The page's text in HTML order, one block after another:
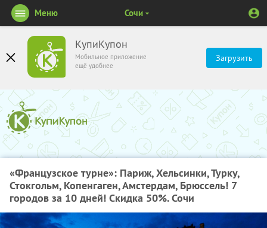
КупиКупон
Мобильное приложение
ещё удобнее
Загрузить
Меню Сочи
«Французское турне»: Париж, Хельсинки, Турку,
Стокгольм, Копенгаген, Амстердам, Брюссель! 7
городов за 10 дней! Скидка 50%. Сочи